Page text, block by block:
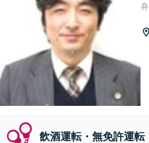
飲酒運転・無免許運転